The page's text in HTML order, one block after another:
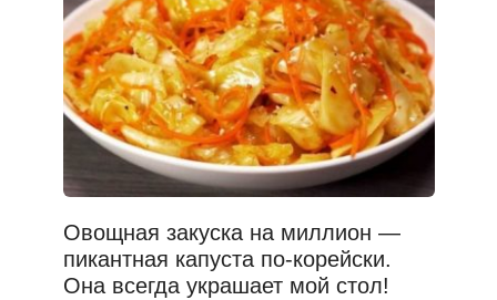
Овощная закуска на миллион —
пикантная капуста по-корейски.
Она всегда украшает мой стол!